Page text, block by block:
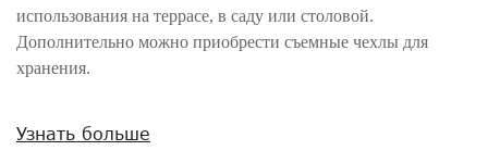
использования на террасе, в саду или столовой.
Дополнительно можно приобрести съемные чехлы для
хранения.
особенностей цветопередачи различных мониторов.
Узнать больше